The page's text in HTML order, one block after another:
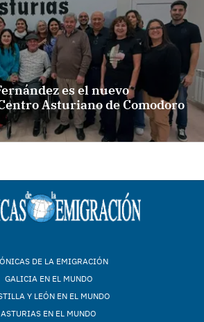
es el nuevo
Asturiano de Comodoro
DE LA EMIGRACIÓN
GALICIA EN EL MUNDO
Y LEÓN EN EL MUNDO
ASTURIAS EN EL MUNDO